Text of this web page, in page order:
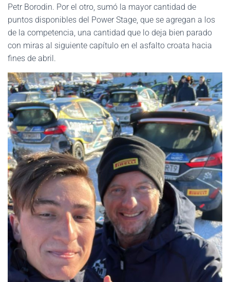
Petr Borodin. Por el otro, sumó la mayor cantidad de
puntos disponibles del Power Stage, que se agregan a los
de la competencia, una cantidad que lo deja bien parado
con miras al siguiente capítulo en el asfalto croata hacia
fines de abril.